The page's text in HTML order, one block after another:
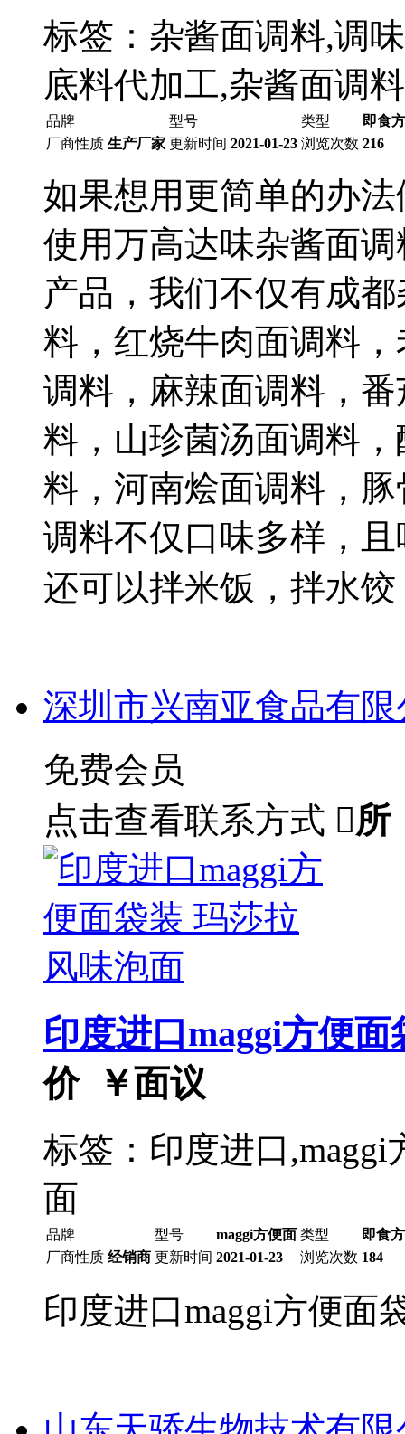
标签：杂酱面调料,调
底料代加工,杂酱面调
品牌 型号 类型
即食
厂商性质 生产厂家 更新时间 2021-01-23 浏览次数 216
如果想用更简单的办
使用万高达味杂酱面
产品，我们不仅有成
料，红烧牛肉面调料
调料，麻辣面调料，
料，山珍菌汤面调料
料，河南烩面调料，
调料不仅口味多样，
还可以拌米饭，拌水
深圳市兴南亚食品有限
免费会员
点击查看联系方式 所
印度进口maggi方便
价 ￥面议
标签：印度进口
面
品牌 型号 maggi方便面 类型
即食
厂商性质 经销商 更新时间 2021-01-23 浏览次数 184
印度进口maggi方便面